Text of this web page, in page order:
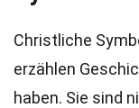
Christliche
erzählen
haben. Sie sind